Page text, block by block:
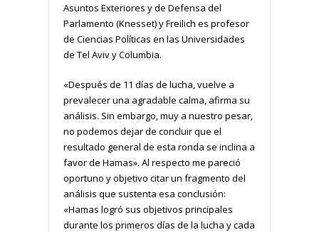
Asuntos Exteriores y de Defensa del
Parlamento (Knesset) y Freilich es profesor
de Ciencias Políticas en las Universidades
de Tel Aviv y Columbia.
«Después de 11 días de lucha, vuelve a
prevalecer una agradable calma, afirma su
análisis. Sin embargo, muy a nuestro pesar,
no podemos dejar de concluir que el
resultado general de esta ronda se inclina a
favor de Hamas». Al respecto me pareció
oportuno y objetivo citar un fragmento del
análisis que sustenta esa conclusión:
«Hamas logró sus objetivos principales
durante los primeros días de la lucha y cada